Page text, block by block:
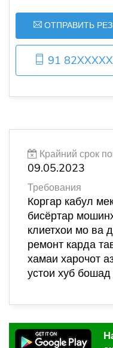
ОТПРАВИТЬ
91 82XXXXX
Крайний срок
09.05.2023
Требования
Коргар кабул
бисёртар
клиетхои мо ва
ремонт карда
хамаи харочот
устои хуб